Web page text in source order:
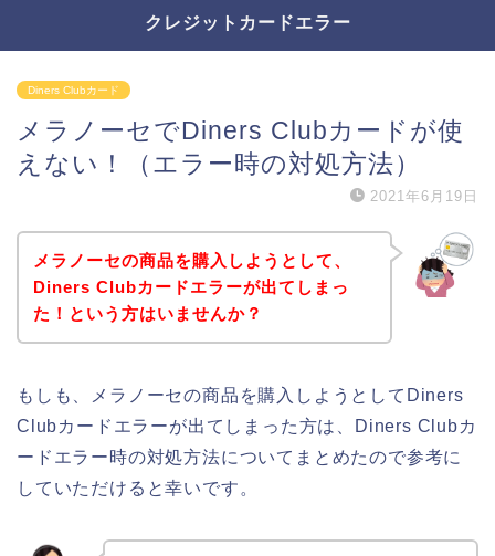
クレジットカードエラー
Diners Clubカード
メラノーセでDiners Clubカードが使
えない！（エラー時の対処方法）
2021年6月19日
メラノーセの商品を購入しようとして、
Diners Clubカードエラーが出てしまっ
た！という方はいませんか？
もしも、メラノーセの商品を購入しようとしてDiners
Clubカードエラーが出てしまった方は、Diners Clubカ
ードエラー時の対処方法についてまとめたので参考に
していただけると幸いです。